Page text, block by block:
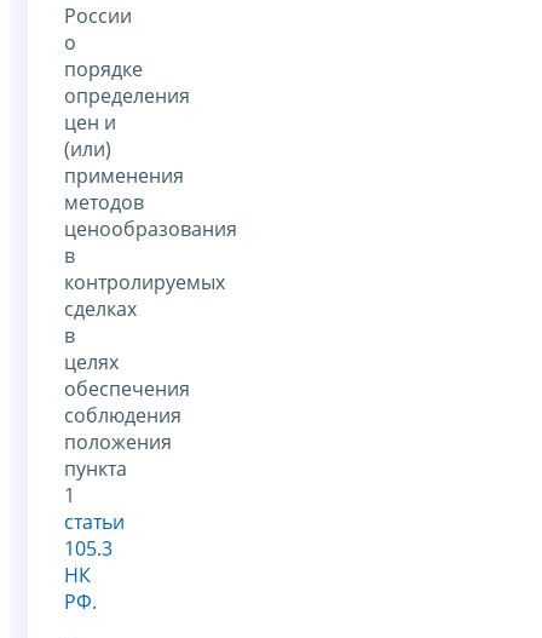
России
о
порядке
определения
цен и
(или)
применения
методов
ценообразования
в
контролируемых
сделках
в
целях
обеспечения
соблюдения
положения
пункта
1
статьи
105.3
НК
РФ.